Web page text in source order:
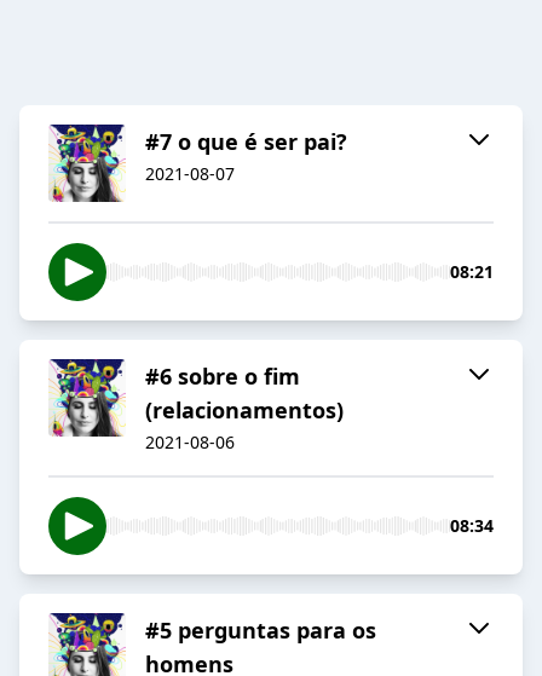
#7 o que é ser pai?
2021-08-07
08:21
#6 sobre o fim
(relacionamentos)
2021-08-06
08:34
#5 perguntas para os
homens